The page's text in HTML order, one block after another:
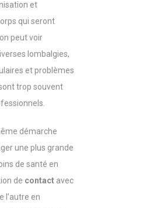
et
qui seront
peut voir
lombalgies,
et problèmes
trop souvent
démarche
une plus grande
de santé en
de contact avec
l’autre en